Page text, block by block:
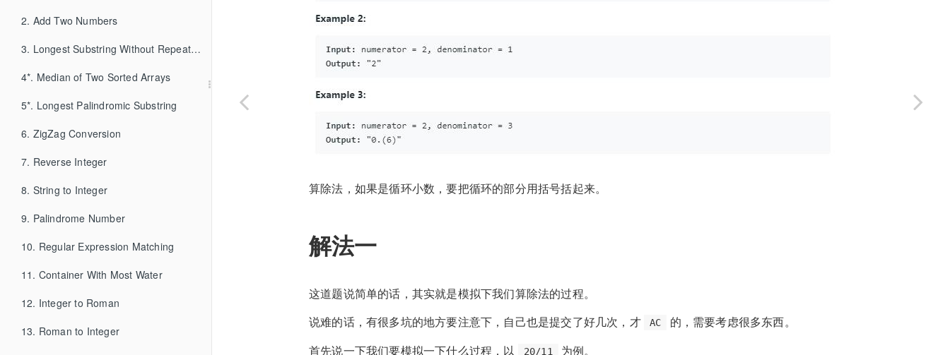
2. Add Two Numbers
3. Longest Substring Without Repeating Characters
4*. Median of Two Sorted Arrays
5*. Longest Palindromic Substring
6. ZigZag Conversion
7. Reverse Integer
8. String to Integer
9. Palindrome Number
10. Regular Expression Matching
11. Container With Most Water
12. Integer to Roman
13. Roman to Integer
算除法，如果是循环小数，要把循环的部分用括号括起来。
解法一
这道题说简单的话，其实就是模拟下我们算除法的过程。
说难的话，有很多坑的地方要注意下，自己也是提交了好几次，才
AC
的，需要考虑很多东西。
首先说一下我们要模拟一下什么过程，以
20/11 为例。